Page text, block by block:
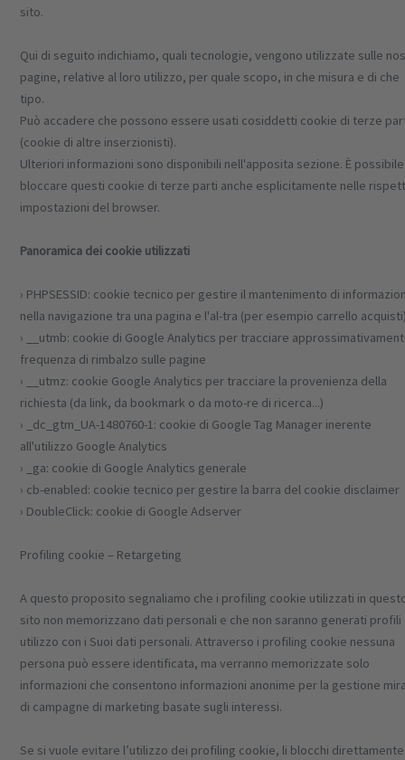
sito.
Qui di seguito indichiamo, quali tecnologie, vengono utilizzate sulle
pagine, relative al loro utilizzo, per quale scopo, in che misura e di che
tipo.
Può accadere che possono essere usati cosiddetti cookie di terze
(cookie di altre inserzionisti).
Ulteriori informazioni sono disponibili nell'apposita sezione. È possibile
bloccare questi cookie di terze parti anche esplicitamente nelle
impostazioni del browser.
Panoramica dei cookie utilizzati
› PHPSESSID: cookie tecnico per gestire il mantenimento di
nella navigazione tra una pagina e l'al-tra (per esempio carrello
› __utmb: cookie di Google Analytics per tracciare
frequenza di rimbalzo sulle pagine
› __utmz: cookie Google Analytics per tracciare la provenienza della
richiesta (da link, da bookmark o da moto-re di ricerca...)
› _dc_gtm_UA-1480760-1: cookie di Google Tag Manager inerente
all'utilizzo Google Analytics
› _ga: cookie di Google Analytics generale
› cb-enabled: cookie tecnico per gestire la barra del cookie disclaimer
› DoubleClick: cookie di Google Adserver
Profiling cookie – Retargeting
A questo proposito segnaliamo che i profiling cookie utilizzati in
sito non memorizzano dati personali e che non saranno generati profili
utilizzo con i Suoi dati personali. Attraverso i profiling cookie nessuna
persona può essere identificata, ma verranno memorizzate solo
informazioni che consentono informazioni anonime per la gestione
di campagne di marketing basate sugli interessi.
Se si vuole evitare l’utilizzo dei profiling cookie, li blocchi direttamente